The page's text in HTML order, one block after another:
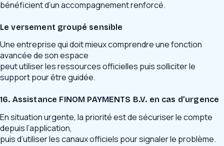
bénéficient d’un accompagnement renforcé.
Le versement groupé sensible
Une entreprise qui doit mieux comprendre une fonction
avancée de son espace
peut utiliser les ressources officielles puis solliciter le
support pour être guidée.
16. Assistance FINOM PAYMENTS B.V. en cas d’urgence
En situation urgente, la priorité est de sécuriser le compte
depuis l’application,
puis d’utiliser les canaux officiels pour signaler le problème.